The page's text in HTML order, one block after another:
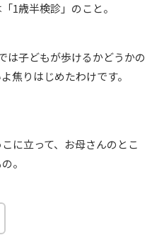
1歳半検診」のこと。
は子どもが歩けるかどうかの
焦りはじめたわけです。
に立って、お母さんのとこ
。